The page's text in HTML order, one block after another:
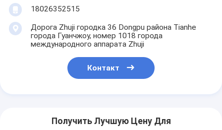
18026352515
Дорога Zhuji городка 36 Dongpu района Tianhe
города Гуанчжоу, номер 1018 города
международного аппарата Zhuji
Контакт
Получить Лучшую Цену Для